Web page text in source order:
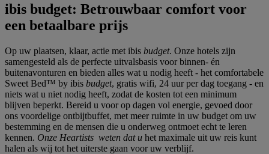
ibis budget: Betrouwbaar comfort voor
een betaalbare prijs
Op uw plaatsen, klaar, actie met ibis budget. Onze hotels zijn
samengesteld als de perfecte uitvalsbasis voor binnen- én
buitenavonturen en bieden alles wat u nodig heeft - het comfortabele
Sweet Bed™ by ibis budget, gratis wifi, 24 uur per dag toegang - en
niets wat u niet nodig heeft, zodat de kosten tot een minimum
blijven beperkt. Bereid u voor op dagen vol energie, gevoed door
ons voordelige ontbijtbuffet, met meer ruimte in uw budget om uw
bestemming en de mensen die u onderweg ontmoet echt te leren
kennen. Onze Heartists weten dat u het maximale uit uw reis kunt
halen als wij tot het uiterste gaan voor uw verblijf.